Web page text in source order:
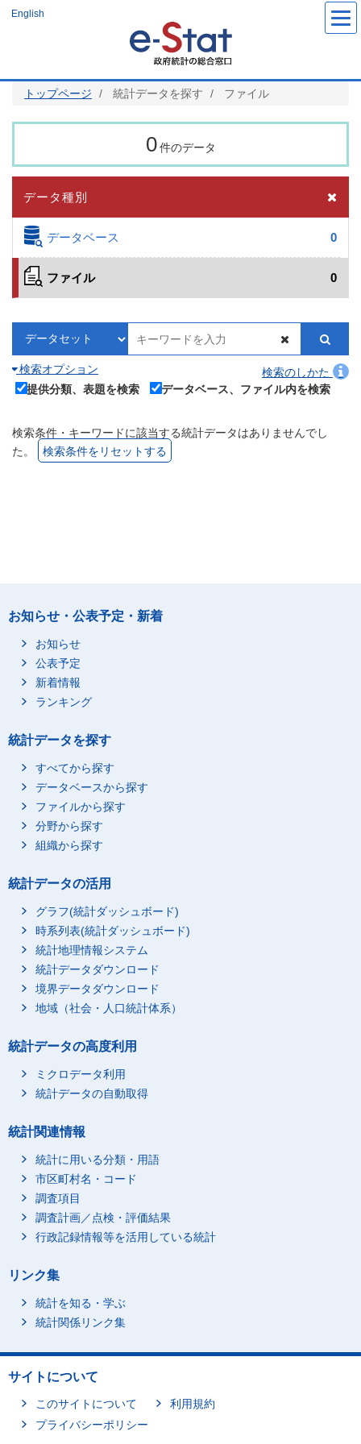
ツ
English
トップページ 統計データを探す ファイル
0 件のデータ
データ種別
データベース 0
ファイル 0
検索オプション
検索のしかた
提供分類、表題を検索
データベース、ファイル内を検索
検索条件・キーワードに該当する統計データはありませんでし
た。
検索条件をリセットする
お知らせ・公表予定・新着
お知らせ
公表予定
新着情報
ランキング
統計データを探す
すべてから探す
データベースから探す
ファイルから探す
分野から探す
組織から探す
統計データの活用
グラフ(統計ダッシュボード)
時系列表(統計ダッシュボード)
統計地理情報システム
統計データダウンロード
境界データダウンロード
地域（社会・人口統計体系）
統計データの高度利用
ミクロデータ利用
統計データの自動取得
統計関連情報
統計に用いる分類・用語
市区町村名・コード
調査項目
調査計画／点検・評価結果
行政記録情報等を活用している統計
リンク集
統計を知る・学ぶ
統計関係リンク集
サイトについて
このサイトについて
利用規約
プライバシーポリシー